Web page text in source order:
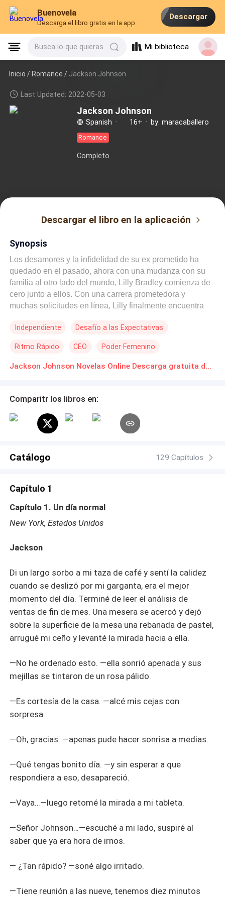
Buenovela
Descarga el libro gratis en la app
Descargar
Busca lo que quieras Mi biblioteca
Inicio /Romance / Jackson Johnson
Last Updated: 2022-05-03
Jackson Johnson
Spanish · 16+ · by: maracaballero
Romance
Completo
Descargar el libro en la aplicación
Synopsis
Los desamores y la infidelidad de su ex prometido ha
quedado en el pasado, ahora con una mudanza con su
familia al otro lado del mundo, Lilly Bradley comienza de
cero junto a ellos. Con una carrera prometedora y
muchas solicitudes en línea, Lilly finalmente encuentra
administradora del conglomerado Johnson. Jackson
en todo Estados Unidos, detrás de aquel rostro
enigmático no hay nada más que solo un hombre
obsesiona con hacerlo sentar cabeza a sus treinta años
un plan para hacerlo caer en las redes del amor… “La
mentira gana bazas, pero la verdad gana el juego.”
seguido posible :) (Casi a diario)
Independiente Desafío a las Expectativas
Ritmo Rápido CEO Poder Femenino
Cita a Ciegas Contemporánea Jackson Johnson Novelas Online Descarga gratuita de PDF
Comparitr los libros en:
Catálogo 129 Capítulos
Capítulo 1
Capítulo 1. Un día normal
New York, Estados Unidos
Jackson
Di un largo sorbo a mi taza de café y sentí la calidez
cuando se deslizó por mi garganta, era el mejor
momento del día. Terminé de leer el análisis de
ventas de fin de mes. Una mesera se acercó y dejó
sobre la superficie de la mesa una rebanada de pastel,
arrugué mi ceño y levanté la mirada hacia a ella.
―No he ordenado esto. ―ella sonrió apenada y sus
mejillas se tintaron de un rosa pálido.
―Es cortesía de la casa. ―alcé mis cejas con
sorpresa.
―Oh, gracias. ―apenas pude hacer sonrisa a medias.
―Qué tengas bonito día. ―y sin esperar a que
respondiera a eso, desapareció.
―Vaya…―luego retomé la mirada a mi tableta.
―Señor Johnson…―escuché a mi lado, suspiré al
saber que ya era hora de irnos.
― ¿Tan rápido? ―soné algo irritado.
―Tiene reunión a las nueve, tenemos diez minutos